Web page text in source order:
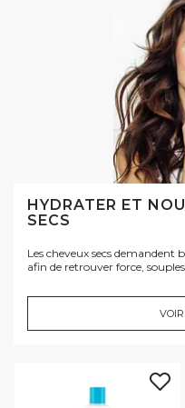
HYDRATER ET
SECS
Les cheveux secs
afin de retrouver force,